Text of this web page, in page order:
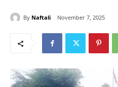
By Naftali November 7, 2025